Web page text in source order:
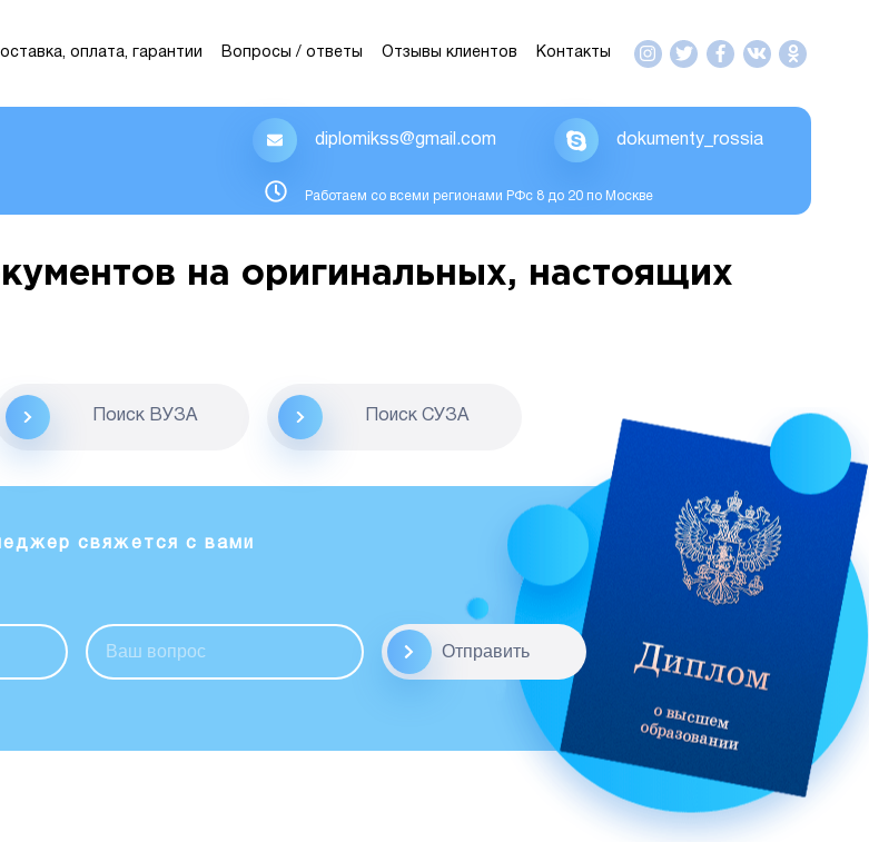
оплата, гарантии Вопросы / ответы Отзывы клиентов Контакты
diplomikss@gmail.com dokumenty_rossia
Работаем со всеми регионами РФс 8 до 20 по Москве
на оригинальных, настоящих
Поиск ВУЗА Поиск CУЗА
свяжется с вами
Отправить